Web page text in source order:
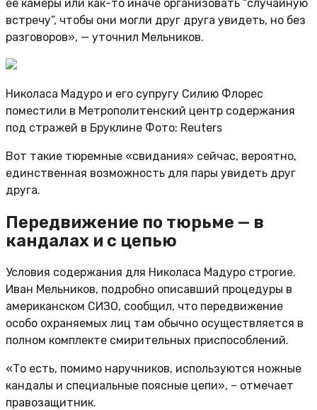
ее камеры или как-то иначе организовать “случайную
встречу”, чтобы они могли друг друга увидеть, но без
разговоров», — уточнил Мельников.
Николаса Мадуро и его супругу Силию Флорес
поместили в Метрополитенский центр содержания
под стражей в Бруклине Фото: Reuters
Вот такие тюремные «свидания» сейчас, вероятно,
единственная возможность для пары увидеть друг
друга.
​​Передвижение по тюрьме — в
кандалах и с цепью
Условия содержания для Николаса Мадуро строгие.
Иван Мельников, подробно описавший процедуры в
американском СИЗО, сообщил, что передвижение
особо охраняемых лиц там обычно осуществляется в
полном комплекте смирительных приспособлений.
«То есть, помимо наручников, используются ножные
кандалы и специальные поясные цепи», – отмечает
правозащитник.